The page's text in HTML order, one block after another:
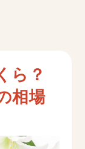
ら？
相場